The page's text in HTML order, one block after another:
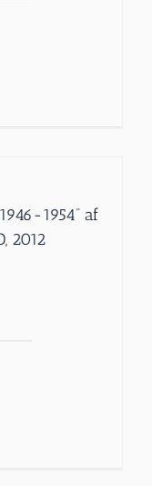
1954” af
2012